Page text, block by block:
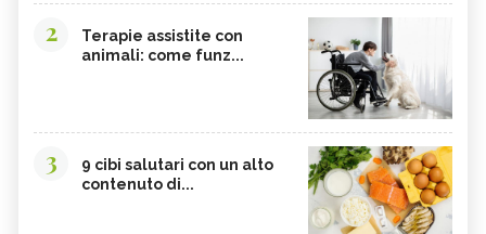
2
Terapie assistite con
animali: come funz...
3
9 cibi salutari con un alto
contenuto di...